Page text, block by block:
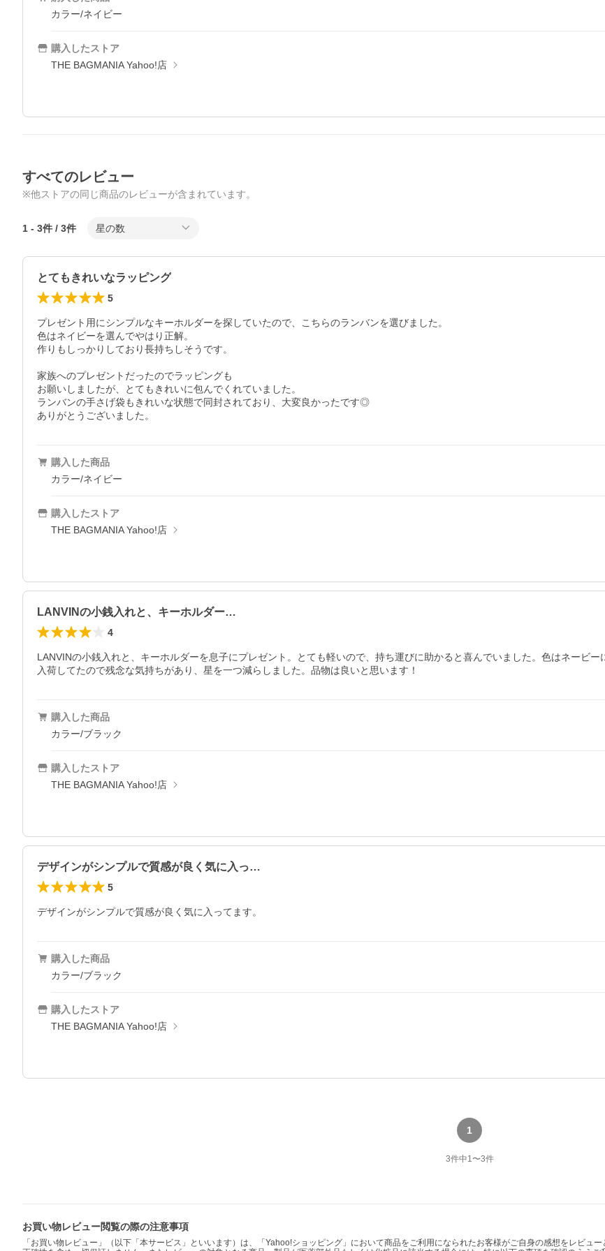
カラー/ネイビー
購入したストア
THE BAGMANIA Yahoo!店
すべてのレビュー
※他ストアの同じ商品のレビューが含まれています。
1 - 3件 / 3件 星の数
とてもきれいなラッピング
5
プレゼント用にシンプルなキーホルダーを探していたので、こちらのランバンを選びました。
色はネイビーを選んでやはり正解。
作りもしっかりしており長持ちしそうです。
家族へのプレゼントだったのでラッピングも
お願いしましたが、とてもきれいに包んでくれていました。
ランバンの手さげ袋もきれいな状態で同封されており、大変良かったです◎
購入した商品
カラー/ネイビー
購入したストア
THE BAGMANIA Yahoo!店
LANVINの小銭入れと、キーホルダー…
4
LANVINの小銭入れと、キーホルダーを息子にプレゼント。とても軽いので、持ち運びに助かると喜んでいました。色はネービ
入荷してたので残念な気持ちがあり、星を一つ減らしました。品物は良いと思います！
購入した商品
カラー/ブラック
購入したストア
THE BAGMANIA Yahoo!店
デザインがシンプルで質感が良く気に入っ…
5
デザインがシンプルで質感が良く気に入ってます。
購入した商品
カラー/ブラック
購入したストア
THE BAGMANIA Yahoo!店
1
3件中1〜3件
お買い物レビュー閲覧の際の注意事項
「お買い物レビュー」（以下「本サービス」といいます）は、「Yahoo!ショッピング」において商品をご利用になられたお客様がご自身の感想をレビュ